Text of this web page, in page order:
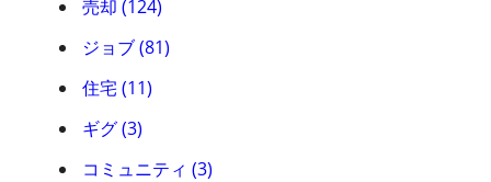
売却 (124)
ジョブ (81)
住宅 (11)
ギグ (3)
コミュニティ (3)